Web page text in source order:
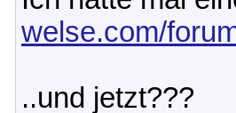
welse.com/
..und jetzt???